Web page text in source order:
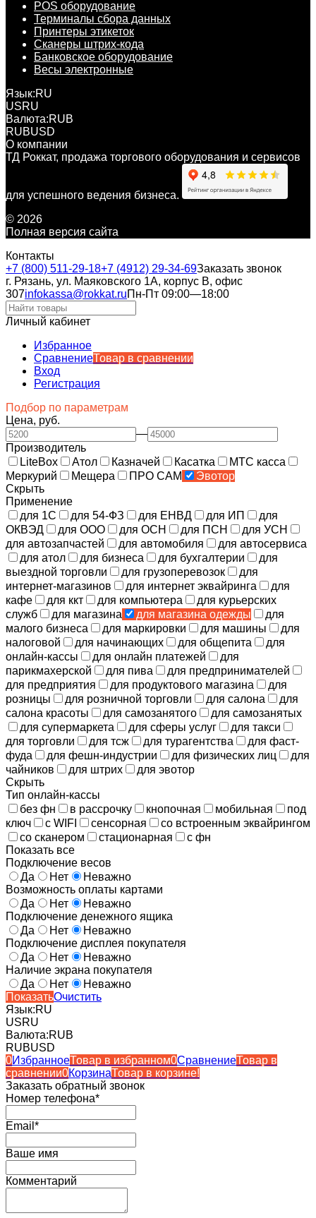
POS оборудование
Терминалы сбора данных
Принтеры этикеток
Сканеры штрих-кода
Банковское оборудование
Весы электронные
Язык:RU
USRU
Валюта:RUB
RUBUSD
О компании
ТД Роккат, продажа торгового оборудования и сервисов
для успешного ведения бизнеса.
© 2026
Полная версия сайта
Контакты
+7 (800) 511-29-18+7 (4912) 29-34-69Заказать звонок
г. Рязань, ул. Маяковского 1А, корпус B, офис
307infokassa@rokkat.ruПн-Пт 09:00—18:00
Личный кабинет
Избранное
СравнениеТовар в сравнении
Вход
Регистрация
Подбор по параметрам
Цена, руб.
—
Производитель
LiteBox
Атол Казначей Касатка
МТС касса
Меркурий
Мещера ПРО САМ
Эвотор
Скрыть
Применение
для 1С
для 54-ФЗ для ЕНВД для ИП
для
ОКВЭД
для ООО для ОСН для ПСН
для УСН
для автозапчастей
для автомобиля
для автосервиса
для атол
для бизнеса для бухгалтерии
для
выездной торговли
для грузоперевозок
для
интернет-магазинов
для интернет эквайринга
для
кафе
для ккт для компьютера
для курьерских
служб
для магазина для магазина одежды
для
малого бизнеса
для маркировки для машины
для
налоговой
для начинающих для общепита
для
онлайн-кассы
для онлайн платежей
для
парикмахерской
для пива
для предпринимателей
для предприятия
для продуктового магазина
для
розницы
для розничной торговли для салона
для
салона красоты
для самозанятого
для самозанятых
для супермаркета
для сферы услуг
для такси
для торговли
для тсж для турагентства
для фаст-
фуда
для фешн-индустрии для физических лиц
для
чайников
для штрих
для эвотор
Скрыть
Тип онлайн-кассы
без фн
в рассрочку кнопочная мобильная
под
ключ
с WIFI сенсорная
со встроенным эквайрингом
со сканером
стационарная
с фн
Показать все
Подключение весов
Да
Нет
Неважно
Возможность оплаты картами
Да
Нет
Неважно
Подключение денежного ящика
Да
Нет
Неважно
Подключение дисплея покупателя
Да
Нет
Неважно
Наличие экрана покупателя
Да
Нет
Неважно
ПоказатьОчистить
Язык:RU
USRU
Валюта:RUB
RUBUSD
0ИзбранноеТовар в избранном0СравнениеТовар в
сравнении0КорзинаТовар в корзине!
Заказать обратный звонок
Номер телефона*
Email*
Ваше имя
Комментарий